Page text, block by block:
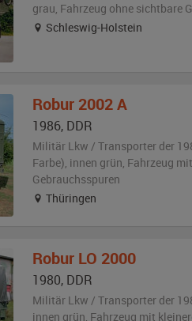
grau, Fahrzeug ohne sichtbare
Schleswig-Holstein
Robur 2002 A
1986, DDR
Militär Lkw / Transporter der
Farbe), innen grün, Fahrzeug
Gebrauchsspuren
Thüringen
Robur LO 2000
1980, DDR
Militär Lkw / Transporter der
innen grün, Fahrzeug mit